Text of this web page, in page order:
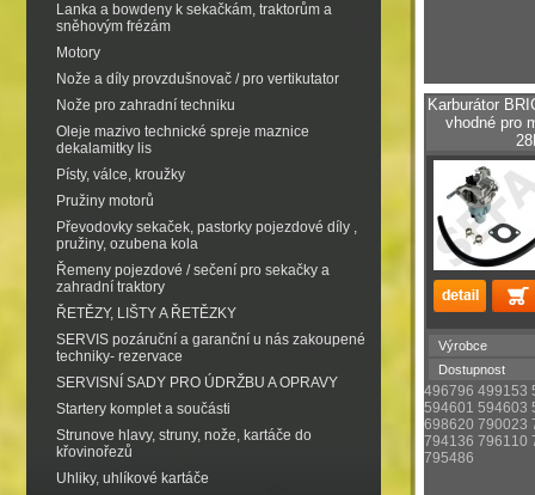
Lanka a bowdeny k sekačkám, traktorům a
sněhovým frézám
Motory
Nože a díly provzdušnovač / pro vertikutator
Nože pro zahradní techniku
Oleje mazivo technické spreje maznice
dekalamitky lis
Písty, válce, kroužky
Pružiny motorů
Převodovky sekaček, pastorky pojezdové díly ,
pružiny, ozubena kola
Řemeny pojezdové / sečení pro sekačky a
zahradní traktory
ŘETĚZY, LIŠTY A ŘETĚZKY
SERVIS pozáruční a garanční u nás zakoupené
techniky- rezervace
SERVISNÍ SADY PRO ÚDRŽBU A OPRAVY
Startery komplet a součásti
Strunove hlavy, struny, nože, kartáče do
křovinořezů
Uhliky, uhlíkové kartáče
Karburátor
vhodné pro
Výrobce
Dostupnost
496796 499153
594601 594603
698620 790023
794136 796110
795486